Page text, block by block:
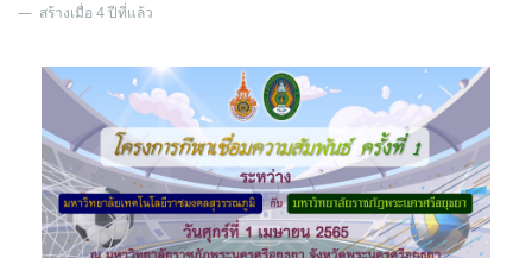
สร้างเมื่อ 4 ปีที่แล้ว